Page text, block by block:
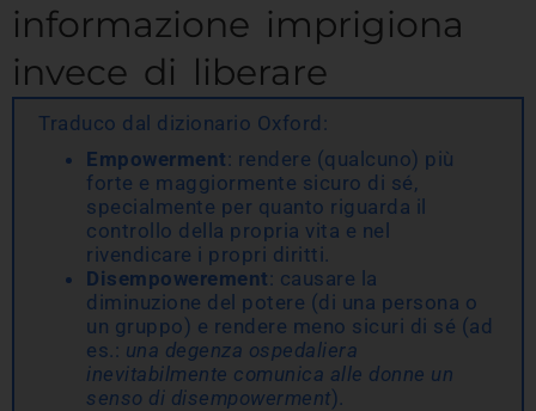
informazione imprigiona
invece di liberare
Traduco dal dizionario Oxford:
Empowerment: rendere (qualcuno) più
forte e maggiormente sicuro di sé,
specialmente per quanto riguarda il
controllo della propria vita e nel
rivendicare i propri diritti.
Disempowerement: causare la
diminuzione del potere (di una persona o
un gruppo) e rendere meno sicuri di sé (ad
es.: una degenza ospedaliera
inevitabilmente comunica alle donne un
senso di disempowerment).